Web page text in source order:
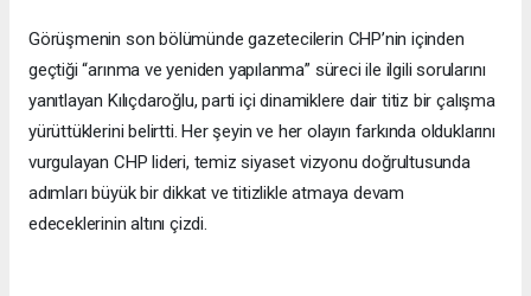
Görüşmenin son bölümünde gazetecilerin CHP’nin içinden
geçtiği “arınma ve yeniden yapılanma” süreci ile ilgili sorularını
yanıtlayan Kılıçdaroğlu, parti içi dinamiklere dair titiz bir çalışma
yürüttüklerini belirtti. Her şeyin ve her olayın farkında olduklarını
vurgulayan CHP lideri, temiz siyaset vizyonu doğrultusunda
adımları büyük bir dikkat ve titizlikle atmaya devam
edeceklerinin altını çizdi.